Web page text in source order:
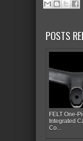
POSTS
FELT One-
Integrated
Co...